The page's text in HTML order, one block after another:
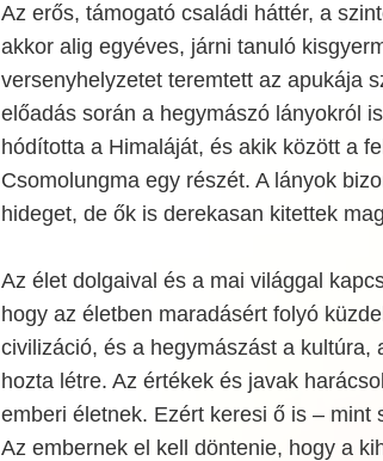
Az erős, támogató családi háttér, a
akkor alig egyéves, járni tanuló
versenyhelyzetet teremtett az apukája
előadás során a hegymászó lányokról
hódította a Himaláját, és akik között a
Csomolungma egy részét. A lányok
hideget, de ők is derekasan kitettek
Az élet dolgaival és a mai világgal
hogy az életben maradásért folyó
civilizáció, és a hegymászást a kultúra,
hozta létre. Az értékek és javak
emberi életnek. Ezért keresi ő is – mint
Az embernek el kell döntenie, hogy a